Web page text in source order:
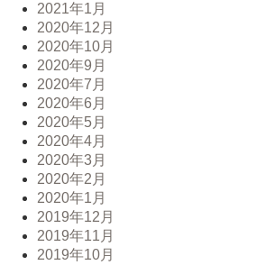
2021年1月
2020年12月
2020年10月
2020年9月
2020年7月
2020年6月
2020年5月
2020年4月
2020年3月
2020年2月
2020年1月
2019年12月
2019年11月
2019年10月